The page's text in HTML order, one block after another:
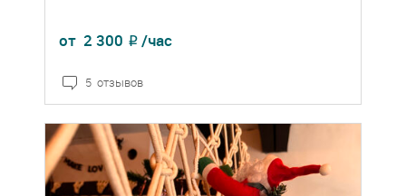
от 2 300 ₽ /час
5 отзывов